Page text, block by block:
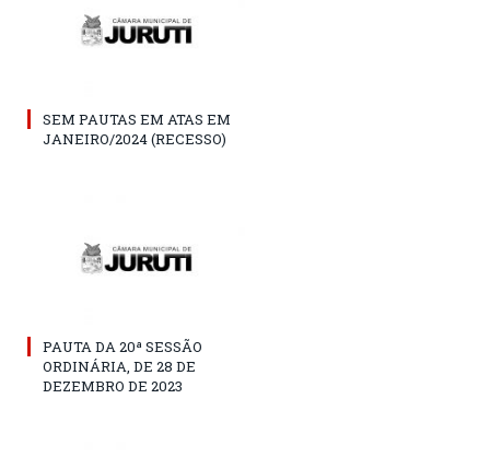
SEM PAUTAS EM ATAS EM
JANEIRO/2024 (RECESSO)
PAUTA DA 20ª SESSÃO
ORDINÁRIA, DE 28 DE
DEZEMBRO DE 2023